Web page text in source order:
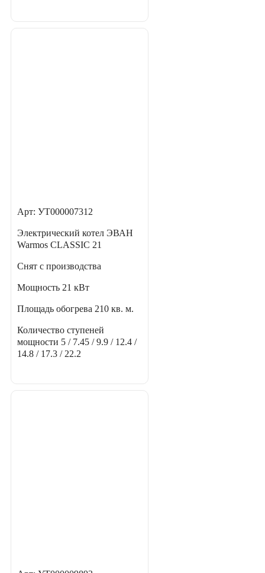
Арт: УТ000007312
Электрический котел ЭВАН
Warmos CLASSIC 21
Снят с производства
Мощность 21 кВт
Площадь обогрева 210 кв. м.
Количество ступеней
мощности 5 / 7.45 / 9.9 / 12.4 /
14.8 / 17.3 / 22.2